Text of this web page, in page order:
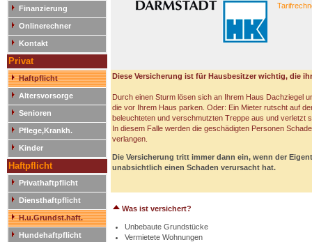
Finanzierung
Onlinerechner
Kontakt
Privat
Haftpflicht
Altersvorsorge
Senioren
Pflege,Krankh.
Kinder
Haftpflicht
Privathaftpflicht
Diensthaftpflicht
H.u.Grundst.haft.
Hundehaftpflicht
Diese Versicherung ist für Hausbesitzer wichtig, die
Durch einen Sturm lösen sich an Ihrem Haus Dachziegel
die vor Ihrem Haus parken. Oder: Ein Mieter rutscht auf
beleuchteten und verschmutzten Treppe aus und verletzt
In diesem Falle werden die geschädigten Personen
verlangen.
Die Versicherung tritt immer dann ein, wenn der
unabsichtlich einen Schaden verursacht hat.
Was ist versichert?
Unbebaute Grundstücke
Vermietete Wohnungen